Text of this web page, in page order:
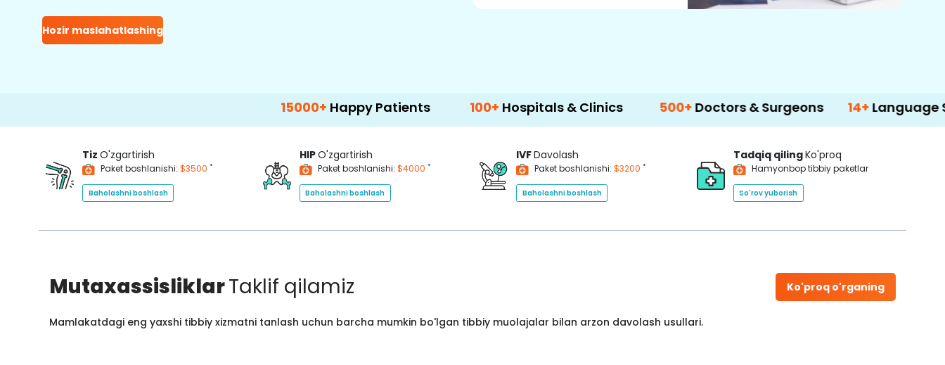
Hozir maslahatlashing
Happy Patients 100+ Hospitals & Clinics 500+ Doctors & Surgeons 14+Language Support
Tiz O'zgartirish
Paket boshlanishi: $3500 *
Baholashni boshlash
HIPO'zgartirish
Paket boshlanishi: $4000 *
Baholashni boshlash
IVFDavolash
Paket boshlanishi: $3200 *
Baholashni boshlash
Tadqiq qilingKo'proq
Hamyonbop tibbiy paketlar
So'rov yuborish
MutaxassisliklarTaklif qilamiz Ko'proq o'rganing
Mamlakatdagi eng yaxshi tibbiy xizmatni tanlash uchun barcha mumkin bo'lgan tibbiy muolajalar bilan arzon davolash usullari.